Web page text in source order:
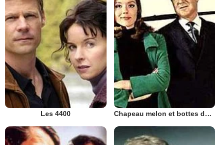
Les 4400 Chapeau melon et bottes de cuir - 1961